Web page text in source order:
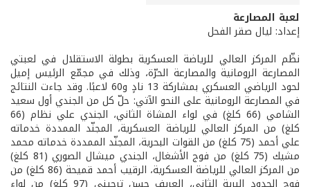
لعبة المصارعة
إعداد: ليال صقر الفحل
نظّم المركز العالي للرياضة العسكرية بطولة الاستقلال في لعبتي
المصارعة الرومانية والمصارعة الحرّة، وذلك في مجمّع الرئيس إميل
لحود الرياضي العسكري بمشاركة 13 نادٍ و60 لاعبًا. وقد جاءت النتائج
في المصارعة الرومانية على النحو الآتي: حلّ كل من الجندي أول سعيد
الشامي (66 كلغ) في لواء المشاة الثاني، الجندي علي نظام (66
كلغ) من المركز العالي للرياضة العسكرية، المجنّد الممددة خدماته
علي أحمد (75 كلغ) من القوات البحرية، المجنّد الممددة خدماته محمد
مشيك (75 كلغ) من فوج الأشغال، الجندي ميشال الصوري (81 كلغ)
من المركز العالي للرياضة العسكرية، الرقيب أحمد قميحة (86 كلغ) من